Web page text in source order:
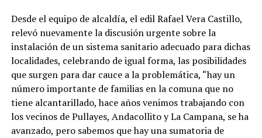
Desde el equipo de alcaldía, el edil Rafael Vera Castillo,
relevó nuevamente la discusión urgente sobre la
instalación de un sistema sanitario adecuado para dichas
localidades, celebrando de igual forma, las posibilidades
que surgen para dar cauce a la problemática, “hay un
número importante de familias en la comuna que no
tiene alcantarillado, hace años venimos trabajando con
los vecinos de Pullayes, Andacollito y La Campana, se ha
avanzado, pero sabemos que hay una sumatoria de